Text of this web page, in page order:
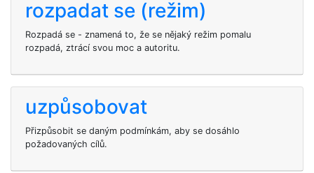
rozpadat se (režim)
Rozpadá se - znamená to, že se nějaký režim pomalu
rozpadá, ztrácí svou moc a autoritu.
uzpůsobovat
Přizpůsobit se daným podmínkám, aby se dosáhlo
požadovaných cílů.